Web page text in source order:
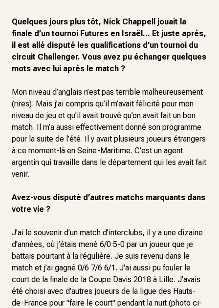
Quelques jours plus tôt, Nick Chappell jouait la
finale d’un tournoi Futures en Israël... Et juste après,
il est allé disputé les qualifications d’un tournoi du
circuit Challenger. Vous avez pu échanger quelques
mots avec lui après le match ?
Mon niveau d’anglais n’est pas terrible malheureusement
(rires). Mais j’ai compris qu’il m’avait félicité pour mon
niveau de jeu et qu’il avait trouvé qu’on avait fait un bon
match. Il m’a aussi effectivement donné son programme
pour la suite de l’été. Il y avait plusieurs joueurs étrangers
à ce moment-là en Seine-Maritime. C’est un agent
argentin qui travaille dans le département qui les avait fait
venir.
Avez-vous disputé d’autres matchs marquants dans
votre vie ?
J’ai le souvenir d’un match d’interclubs, il y a une dizaine
d’années, où j’étais mené 6/0 5-0 par un joueur que je
battais pourtant à la régulière. Je suis revenu dans le
match et j’ai gagné 0/6 7/6 6/1. J'ai aussi pu fouler le
court de la finale de la Coupe Davis 2018 à Lille. J'avais
été choisi avec d'autres joueurs de la ligue des Hauts-
de-France pour "faire le court" pendant la nuit (photo ci-